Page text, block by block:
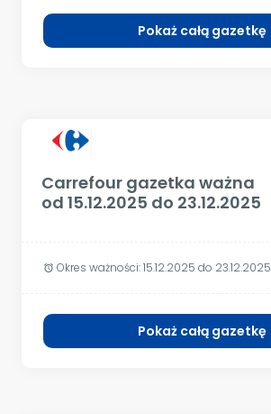
Pokaż całą gazetkę
Carrefour gazetka ważna
od 15.12.2025 do 23.12.2025
alarm Okres ważności:15.12.2025 do 23.12.2025
Pokaż całą gazetkę